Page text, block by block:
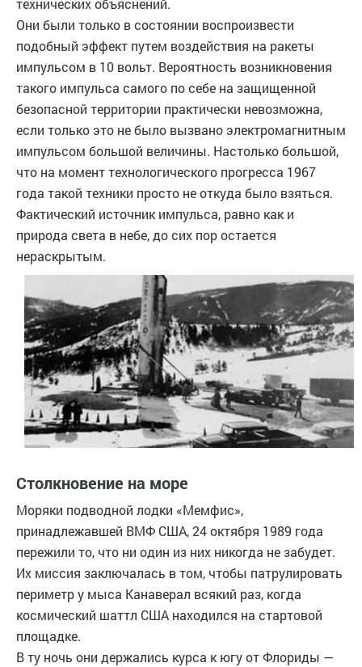
технических объяснений.
Они были только в состоянии воспроизвести
подобный эффект путем воздействия на ракеты
импульсом в 10 вольт. Вероятность возникновения
такого импульса самого по себе на защищенной
безопасной территории практически невозможна,
если только это не было вызвано электромагнитным
импульсом большой величины. Настолько большой,
что на момент технологического прогресса 1967
года такой техники просто не откуда было взяться.
Фактический источник импульса, равно как и
природа света в небе, до сих пор остается
нераскрытым.
Столкновение на море
Моряки подводной лодки «Мемфис»,
принадлежавшей ВМФ США, 24 октября 1989 года
пережили то, что ни один из них никогда не забудет.
Их миссия заключалась в том, чтобы патрулировать
периметр у мыса Канаверал всякий раз, когда
космический шаттл США находился на стартовой
площадке.
В ту ночь они держались курса к югу от Флориды —